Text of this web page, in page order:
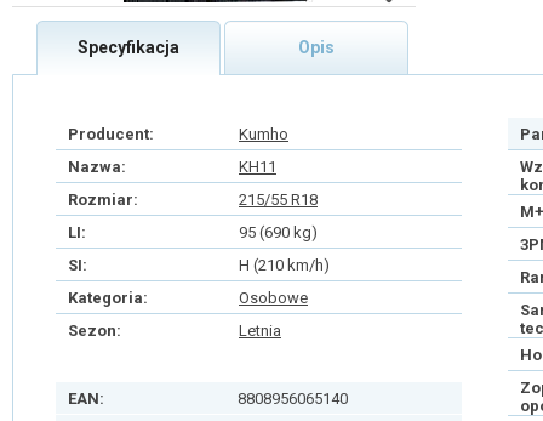
Specyfikacja Opis
Producent:
Kumho
Nazwa:
KH11
Rozmiar:
215/55 R18
LI:
95 (690 kg)
SI:
H (210 km/h)
Kategoria:
Osobowe
Sezon:
Letnia
EAN:
8808956065140